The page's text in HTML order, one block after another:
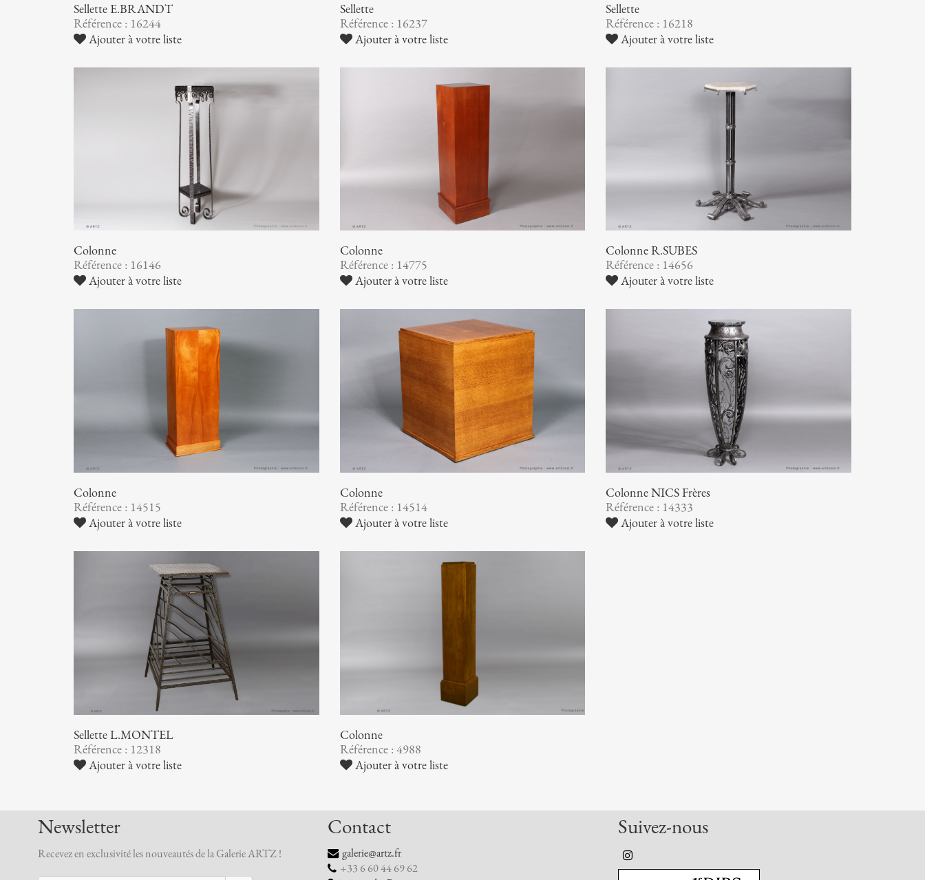
Sellette E.BRANDT
Référence : 16244
Ajouter à votre liste
Sellette
Référence : 16237
Ajouter à votre liste
Sellette
Référence : 16218
Ajouter à votre liste
Colonne
Référence : 16146
Ajouter à votre liste
Colonne
Référence : 14775
Ajouter à votre liste
Colonne R.SUBES
Référence : 14656
Ajouter à votre liste
Colonne
Référence : 14515
Ajouter à votre liste
Colonne
Référence : 14514
Ajouter à votre liste
Colonne NICS Frères
Référence : 14333
Ajouter à votre liste
Sellette L.MONTEL
Référence : 12318
Ajouter à votre liste
Colonne
Référence : 4988
Ajouter à votre liste
Newsletter
Recevez en exclusivité les nouveautés de la Galerie ARTZ !
Contact
galerie@artz.fr
+33 6 60 44 69 62
Suivez-nous